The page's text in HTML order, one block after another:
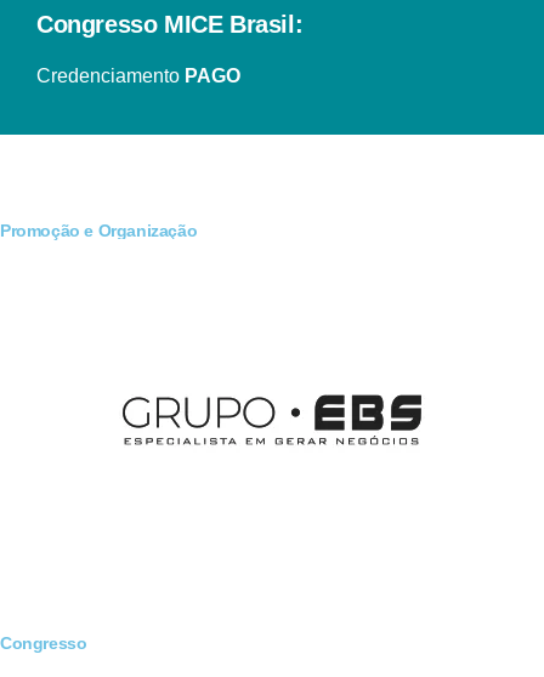
Congresso MICE Brasil:
Credenciamento PAGO
Promoção e Organização
Congresso